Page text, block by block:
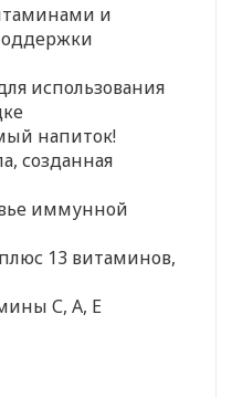
и
использования
напиток!
созданная
иммунной
13 витаминов,
С, А, Е